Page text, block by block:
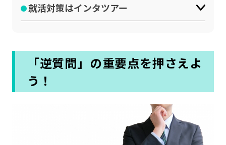
就活対策はインタツアー
「逆質問」の重要点を押さえよ
う！